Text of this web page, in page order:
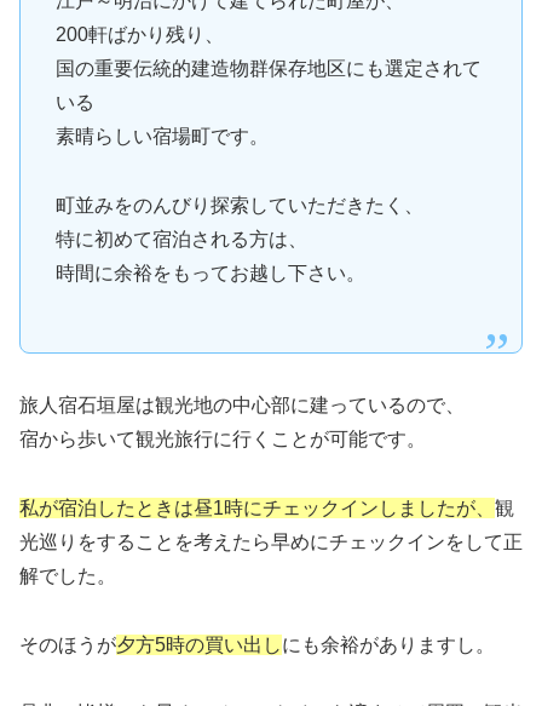
200軒ばかり残り、
国の重要伝統的建造物群保存地区にも選定されて
いる
素晴らしい宿場町です。
町並みをのんびり探索していただきたく、
特に初めて宿泊される方は、
時間に余裕をもってお越し下さい。
旅人宿石垣屋は観光地の中心部に建っているので、
宿から歩いて観光旅行に行くことが可能です。
私が宿泊したときは昼1時にチェックインしましたが、 観
光巡りをすることを考えたら早めにチェックインをして正
解でした。
そのほうが夕方5時の買い出しにも余裕がありますし。